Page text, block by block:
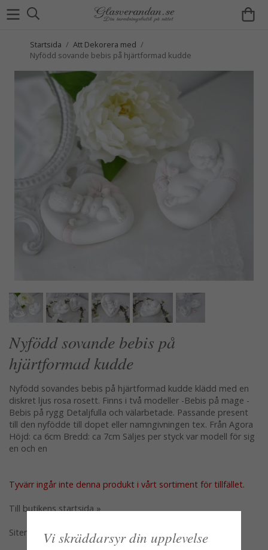
Startsida / Att Dekorera med /
Nyfödd sovande bebis på hjärtformad kudde
Nyfödd sovande bebis på
hjärtformad kudde
Nyfödd sovandes bebis på hjärtformad kudde klädd med en
diskret ljus rosa rosett. Finns i två modeller -Bebis på mage -
Bebis på rygg Detaljfulla och välarbetade. Passande present
till den nyfödde till dopet eller namngivningen tex. Från Agora
Höjd: ca 6cm Bredd: ca 7cm Säljes per styck var modell för sig
en och en
Tyvärr ingår inte denna produkt i vårt sortiment för tillfället.
Till butikens startsida »
Sitemap »Vi skräddarsyr din upplevelse